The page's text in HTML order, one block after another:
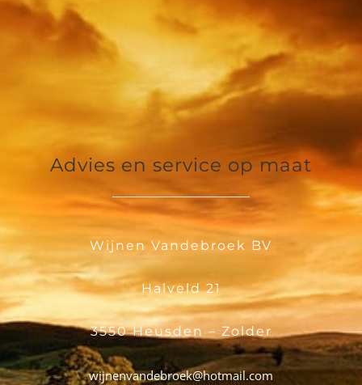
Advies en service op maat
Wijnen Vandebroek BV
Halveld 21
3550 Heusden – Zolder
wijnenvandebroek@hotmail.com